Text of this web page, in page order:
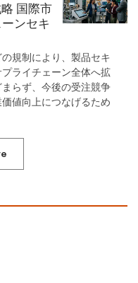
国際市
ンセキ
規制により、製品セキ
ライチェーン全体へ拡
らず、今後の受注競争
値向上につなげるため